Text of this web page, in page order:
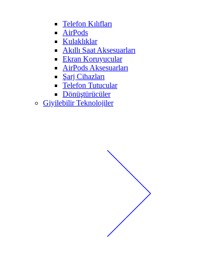
Telefon Kılıfları
AirPods
Kulaklıklar
Akıllı Saat Aksesuarları
Ekran Koruyucular
AirPods Aksesuarları
Şarj Cihazları
Telefon Tutucular
Dönüştürücüler
Giyilebilir Teknolojiler